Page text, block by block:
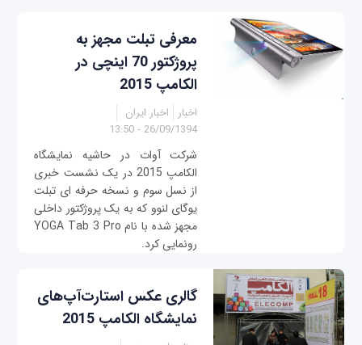
معرفی تبلت مجهز به
پروژکتور 70 اینچی در
الکامپ 2015
اخبار
اخبار ایران
26/09/1394 - 13:50
شرکت آوات در حاشیه نمایشگاه
الکامپ 2015 در یک نشست خبری
از نسل سوم و نسخه حرفه ای تبلت
یوگای لنوو که به یک پروژکتور داخلی
مجهز شده با نام YOGA Tab 3 Pro
رونمایی کرد.
گالری عکس استارت‌آپ‌های
نمایشگاه الکامپ 2015